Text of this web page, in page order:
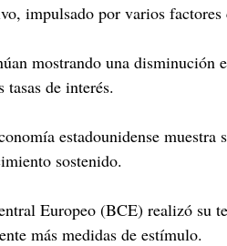
impulsado por varios factores
mostrando una disminución
de interés.
estadounidense muestra
sostenido.
Europeo (BCE) realizó su
más medidas de estímulo.